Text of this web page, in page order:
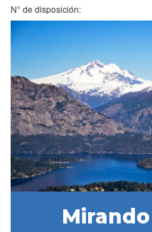
Tipo de alojamiento
Estrellas
Zona
BUSCAR
N° de disposición: